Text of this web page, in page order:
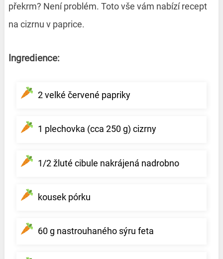
překrm? Není problém. Toto vše vám nabízí recept
na cizrnu v paprice.
Ingredience:
2 velké červené papriky
1 plechovka (cca 250 g) cizrny
1/2 žluté cibule nakrájená nadrobno
kousek pórku
60 g nastrouhaného sýru feta